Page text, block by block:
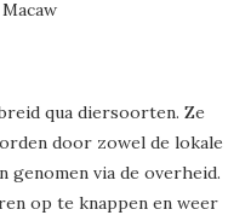
qua diersoorten. Ze
door zowel de lokale
genomen via de overheid.
op te knappen en weer